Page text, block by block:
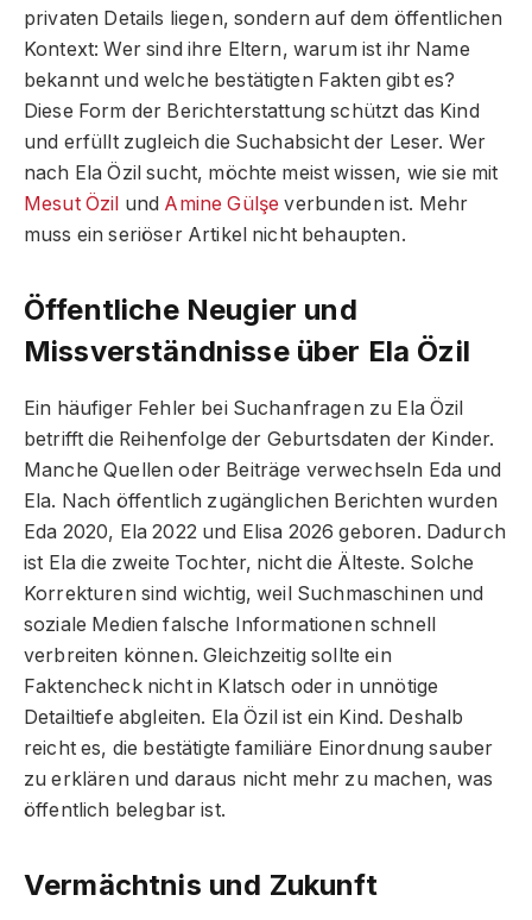
privaten Details liegen, sondern auf dem öffentlichen
Kontext: Wer sind ihre Eltern, warum ist ihr Name
bekannt und welche bestätigten Fakten gibt es?
Diese Form der Berichterstattung schützt das Kind
und erfüllt zugleich die Suchabsicht der Leser. Wer
nach Ela Özil sucht, möchte meist wissen, wie sie mit
Mesut Özil und Amine Gülşe verbunden ist. Mehr
muss ein seriöser Artikel nicht behaupten.
Öffentliche Neugier und
Missverständnisse über Ela Özil
Ein häufiger Fehler bei Suchanfragen zu Ela Özil
betrifft die Reihenfolge der Geburtsdaten der Kinder.
Manche Quellen oder Beiträge verwechseln Eda und
Ela. Nach öffentlich zugänglichen Berichten wurden
Eda 2020, Ela 2022 und Elisa 2026 geboren. Dadurch
ist Ela die zweite Tochter, nicht die Älteste. Solche
Korrekturen sind wichtig, weil Suchmaschinen und
soziale Medien falsche Informationen schnell
verbreiten können. Gleichzeitig sollte ein
Faktencheck nicht in Klatsch oder in unnötige
Detailtiefe abgleiten. Ela Özil ist ein Kind. Deshalb
reicht es, die bestätigte familiäre Einordnung sauber
zu erklären und daraus nicht mehr zu machen, was
öffentlich belegbar ist.
Vermächtnis und Zukunft